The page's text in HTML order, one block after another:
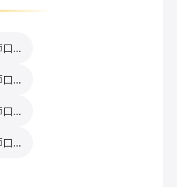
碑
碑
碑
碑